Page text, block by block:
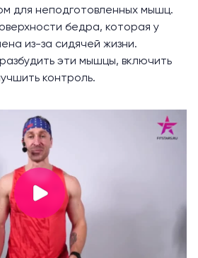
для неподготовленных мышц.
бедра, которая у
из-за сидячей жизни.
эти мышцы, включить
контроль.